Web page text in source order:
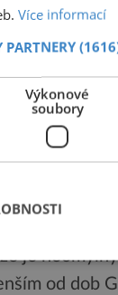
3D
dosáhnout
nejsilnějších
je
od dob
Více informací
PARTNERY
Výkonové
soubory